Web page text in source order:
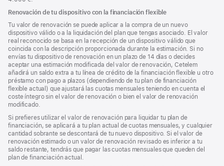
Renovación de tu dispositivo con la financiación flexible
Tu valor de renovación se puede aplicar a la compra de un nuevo
dispositivo válido o a la liquidación del plan que tengas asociado. El valor
real reconocido se basa en la recepción de un dispositivo válido que
coincida con la descripción proporcionada durante la estimación. Si no
envías tu dispositivo de renovación en un plazo de 14 días o decides
aceptar una estimación modificada del valor de renovación, Cetelem
añadirá un saldo extra a tu línea de crédito de la financiación flexible u otro
préstamo con pago a plazos (dependiendo de tu plan de financiación
flexible actual) que ajustará las cuotas mensuales teniendo en cuenta el
coste íntegro sin el valor de renovación o bien el valor de renovación
modificado.
Si prefieres utilizar el valor de renovación para liquidar tu plan de
financiación, se aplicará a tu plan actual de cuotas mensuales, y cualquier
cantidad sobrante se descontará de tu nuevo dispositivo. Si el valor de
renovación estimado o un valor de renovación revisado es inferior a tu
saldo restante, tendrás que pagar las cuotas mensuales que queden del
plan de financiación actual.